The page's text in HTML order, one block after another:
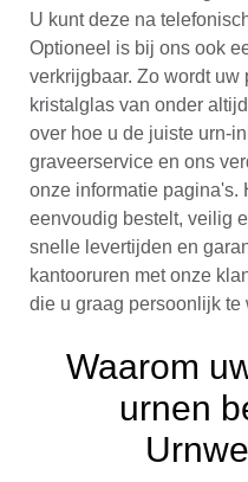
U kunt deze na
Optioneel is bij ons ook
verkrijgbaar. Zo wordt
kristalglas van onder
over hoe u de juiste urn-
graveerservice en ons
onze informatie pagina's.
eenvoudig bestelt, veilig
snelle levertijden en
kantooruren met onze
die u graag persoonlijk te
Waarom
urnen